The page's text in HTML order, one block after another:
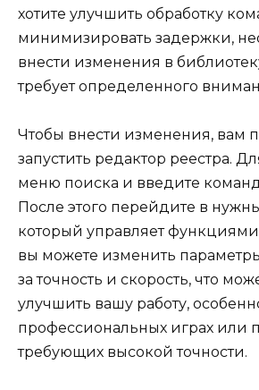
хотите улучшить обработку
минимизировать задержки,
внести изменения в
требует определенного
Чтобы внести изменения, вам
запустить редактор реестра.
меню поиска и введите
После этого перейдите в
который управляет
вы можете изменить
за точность и скорость, что
улучшить вашу работу,
профессиональных играх или
требующих высокой точности.